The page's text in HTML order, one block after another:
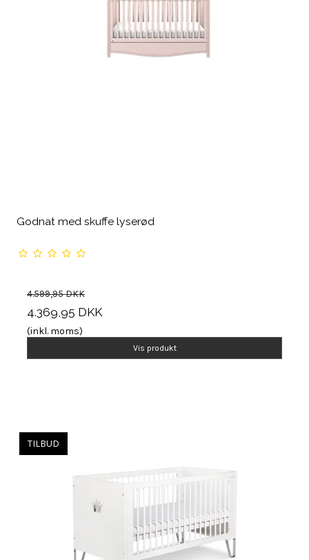
Godnat med skuffe lyserød
4.599,95 DKK
4.369,95 DKK
(inkl. moms)
Vis produkt
TILBUD